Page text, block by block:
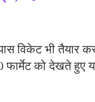
विकेट भी तैयार
फार्मेट को देखते हुए